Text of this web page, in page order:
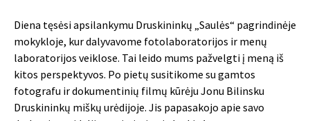
Diena tęsėsi apsilankymu Druskininkų „Saulės“ pagrindinėje
mokykloje, kur dalyvavome fotolaboratorijos ir menų
laboratorijos veiklose. Tai leido mums pažvelgti į meną iš
kitos perspektyvos. Po pietų susitikome su gamtos
fotografu ir dokumentinių filmų kūrėju Jonu Bilinsku
Druskininkų miškų urėdijoje. Jis papasakojo apie savo